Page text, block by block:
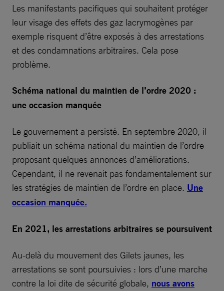
Les manifestants pacifiques qui souhaitent protéger
leur visage des effets des gaz lacrymogènes par
exemple risquent d’être exposés à des arrestations
et des condamnations arbitraires. Cela pose
problème.
Schéma national du maintien de l’ordre 2020 :
une occasion manquée
Le gouvernement a persisté. En septembre 2020, il
publiait un schéma national du maintien de l’ordre
proposant quelques annonces d’améliorations.
Cependant, il ne revenait pas fondamentalement sur
les stratégies de maintien de l’ordre en place. Une
occasion manquée.
En 2021, les arrestations arbitraires se poursuivent
Au-delà du mouvement des Gilets jaunes, les
arrestations se sont poursuivies : lors d’une marche
contre la loi dite de sécurité globale, nous avons